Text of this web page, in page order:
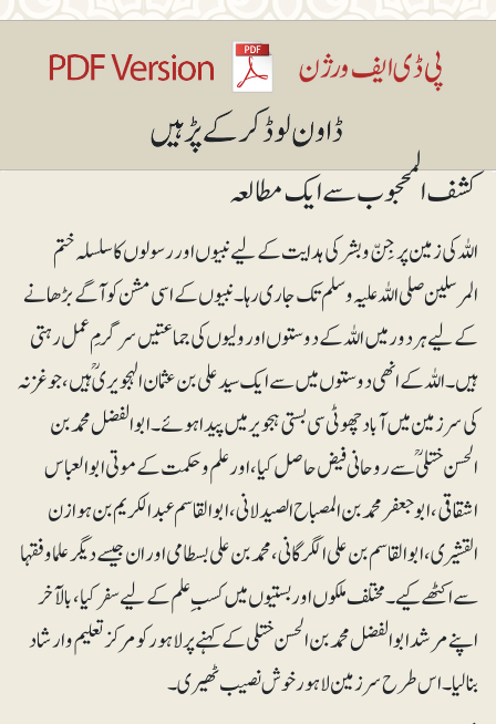
کشف المحجوب سے ایک مطالعہ
اللہ کی زمین پر جِنّ و بشر کی ہدایت کے لیے نبیوں اور رسولوں کا سلسلہ ختم
المرسلین صلی اللہ علیہ وسلم تک جاری رہا۔ نبیوں کے اسی مشن کو آگے بڑھانے
کے لیے ہر دور میں اللہ کے دوستوں اور ولیوں کی جماعتیں سرگرمِ عمل رہتی
ہیں۔ اللہ کے انھی دوستوں میں سے ایک سید علی بن عثمان الہجویری ؒ ہیں، جو غزنہ
کی سرزمین میں آباد چھوٹی سی بستی ہجویر میں پیدا ہوئے۔ ابو الفضل محمد بن
الحسن ختلی ؒ سے روحانی فیض حاصل کیا، اور علم وحکمت کے موتی ابوالعباس
اشقاقی، ابو جعفر محمد بن المصباح الصیدلانی، ابو القاسم عبدالکریم بن ہوازن
القشیری، ابو القاسم بن علی الگرگانی، محمد بن علی بسطامی اور ان جیسے دیگر علما وفقہا
سے اکٹھے کیے۔ مختلف ملکوں اور بستیوں میں کسبِ علم کے لیے سفر کیا، بالآخر
اپنے مرشد ابو الفضل محمد بن الحسن ختلی کے کہنے پر لاہور کو مرکز تعلیم وارشاد
بنالیا۔ اس طرح سرزمین لاہور خوش نصیب ٹھیری۔